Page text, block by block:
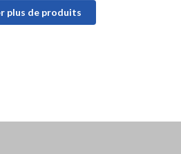
plus de produits